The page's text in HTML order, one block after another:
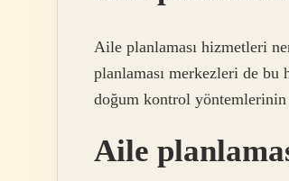
Aile planlaması hizmetleri
planlaması merkezleri de bu
doğum kontrol yöntemlerinin
Aile